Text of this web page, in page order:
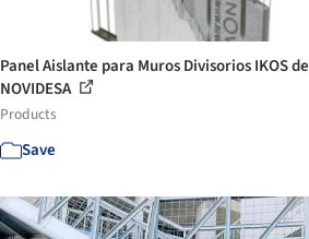
Panel Aislante para Muros Divisorios IKOS de
NOVIDESA
Products
Save